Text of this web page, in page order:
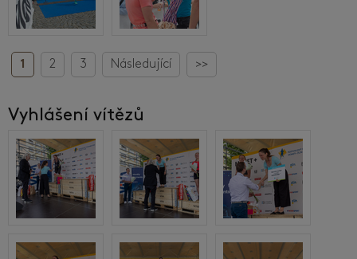
1 2 3 Následující >>
Vyhlášení vítězů